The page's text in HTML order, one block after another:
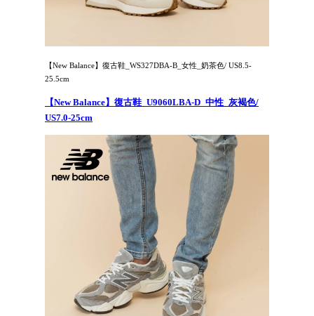
【New Balance】復古鞋_WS327DBA-B_女性_奶茶色/ US8.5-
25.5cm
【New Balance】復古鞋_U9060LBA-D_中性_灰褐色/
US7.0-25cm